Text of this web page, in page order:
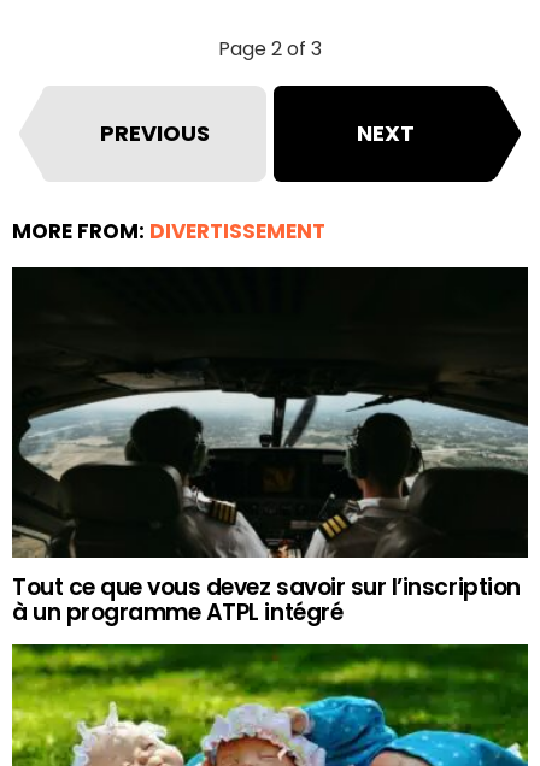
Page 2 of 3
PREVIOUS NEXT
MORE FROM: DIVERTISSEMENT
Tout ce que vous devez savoir sur l’inscription
à un programme ATPL intégré